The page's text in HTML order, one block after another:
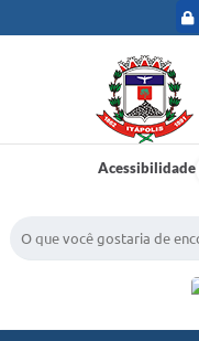
Acessibilidade